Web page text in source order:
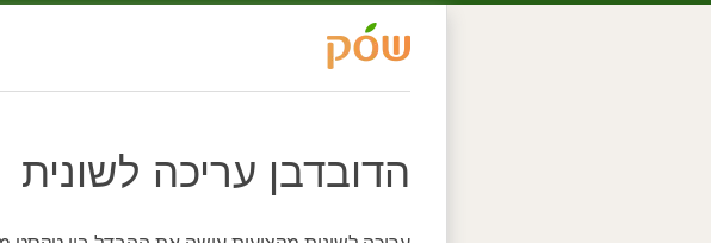
הדובדבן עריכה לשונית